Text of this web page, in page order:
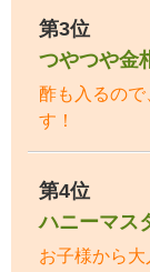
第3位
つやつや金
酢も入るので
す！
第4位
ハニーマス
お子様から